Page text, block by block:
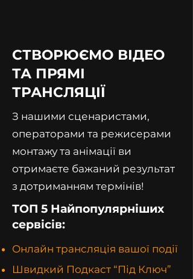
СТВОРЮЄМО ВІДЕО
ТА ПРЯМІ
ТРАНСЛЯЦІЇ
З нашими сценаристами,
операторами та режисерами
монтажу та анімації ви
отримаєте бажаний результат
з дотриманням термінів!
ТОП 5 Найпопулярніших
сервісів:
Онлайн трансляція вашої події
Швидкий Подкаст “Під Ключ”